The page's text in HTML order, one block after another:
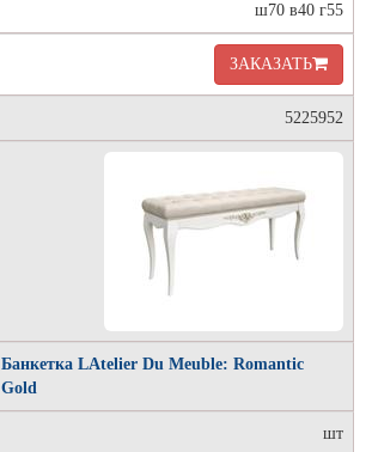
ш70 в40 г55
ЗАКАЗАТЬ
5225952
Банкетка LAtelier Du Meuble: Romantic
Gold
шт